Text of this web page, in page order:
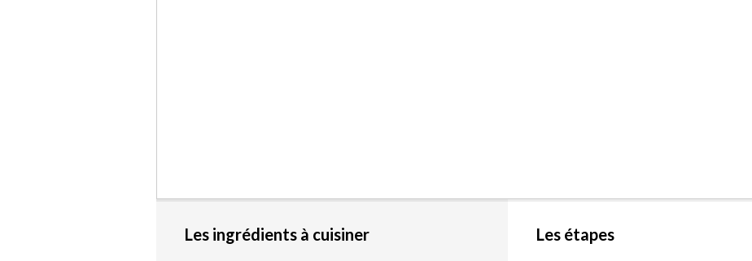
Les ingrédients à cuisiner Les étapes